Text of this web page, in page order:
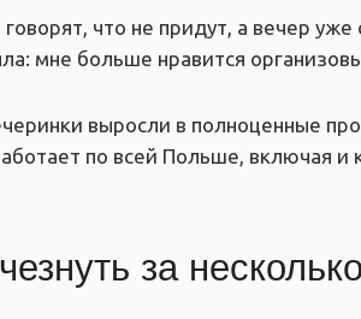
что не придут, а вечер
мне больше нравится
выросли в полноценные
по всей Польше, включая
за